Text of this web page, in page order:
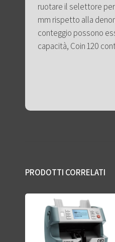
ruotare il selettore
mm rispetto alla
conteggio possono
capacità, Coin 120
PRODOTTI CORRELATI